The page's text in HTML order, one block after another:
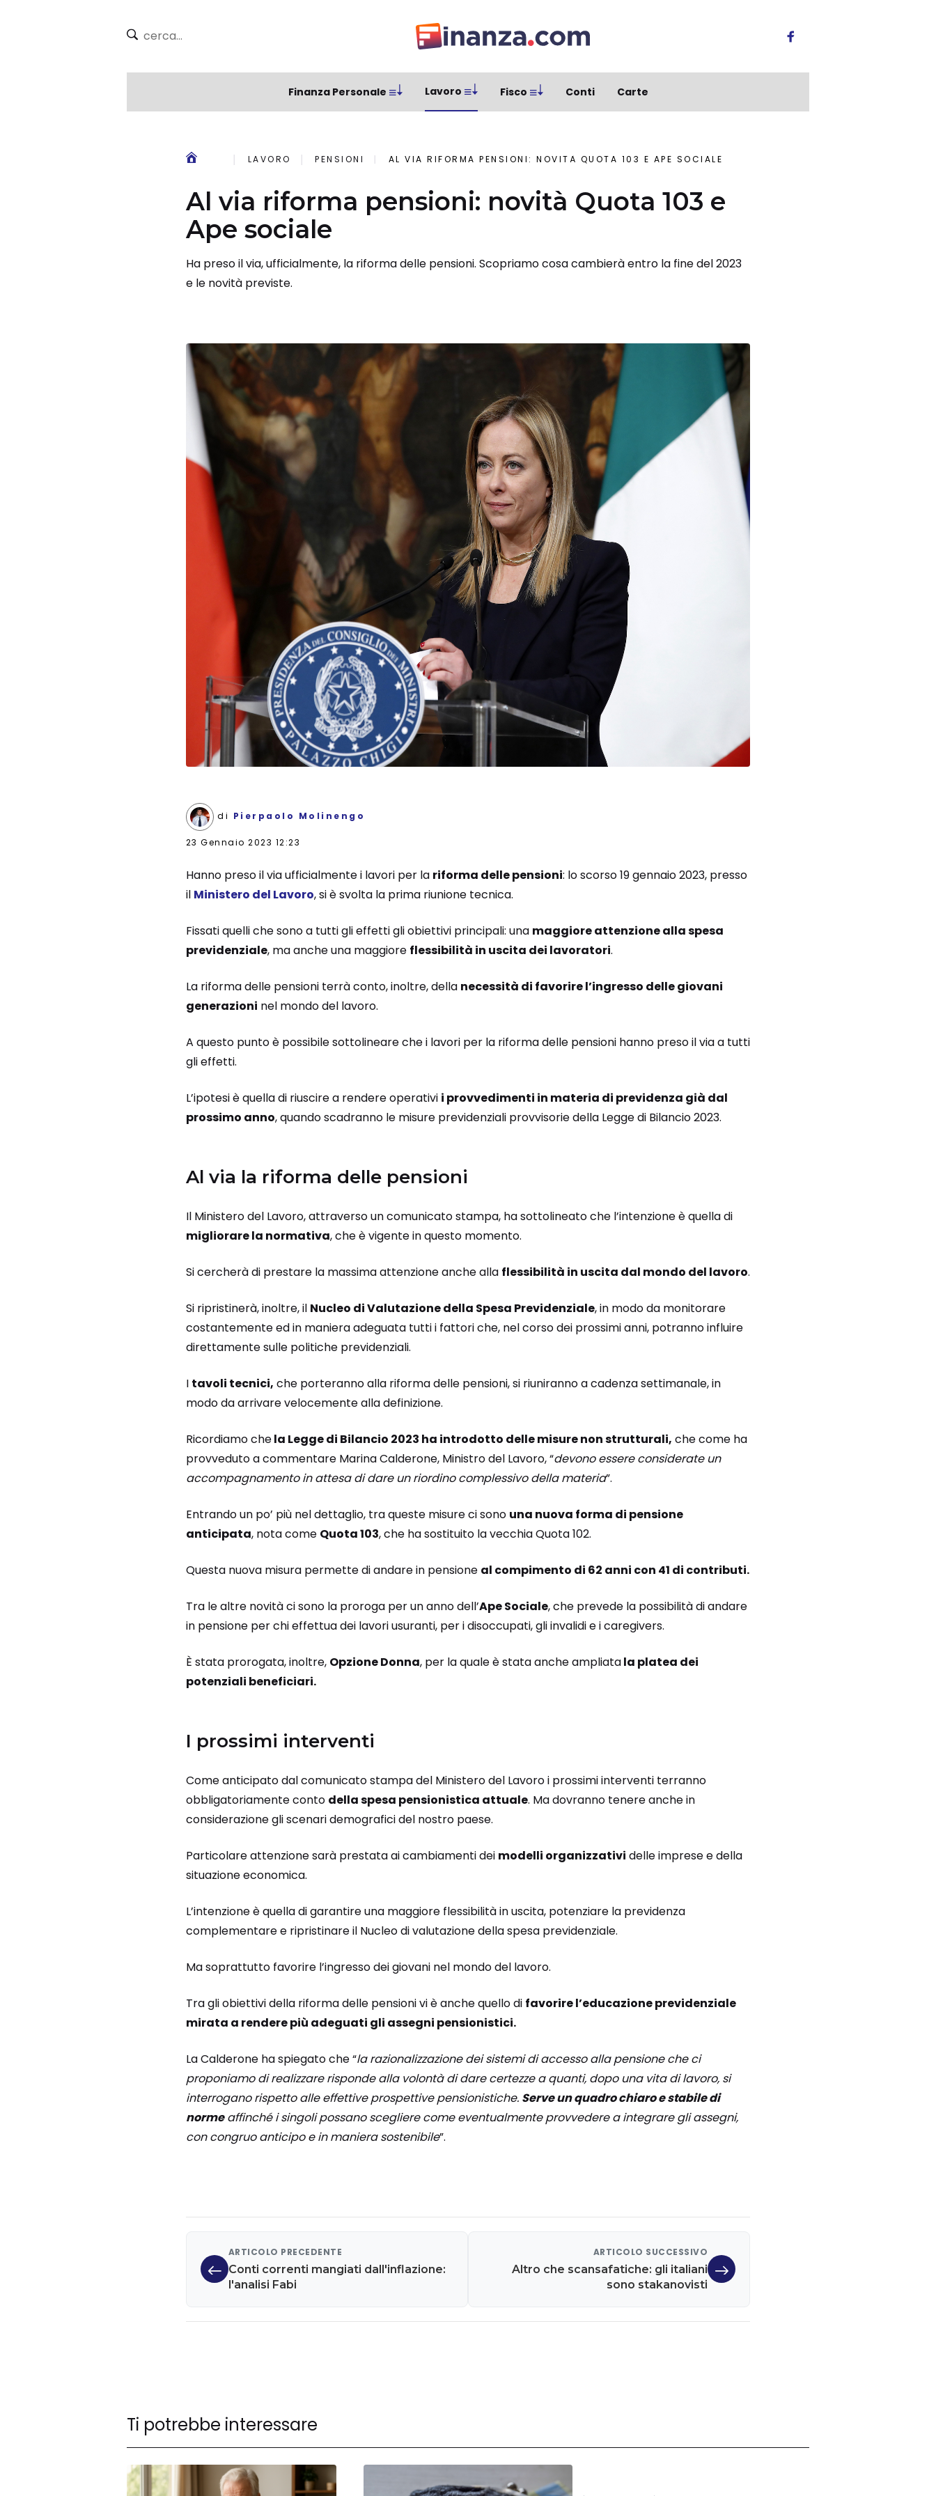
Finanza Personale Lavoro Fisco Conti Carte
LAVORO PENSIONI AL VIA RIFORMA PENSIONI: NOVITÀ QUOTA 103 E APE SOCIALE
Al via riforma pensioni: novità Quota 103 e
Ape sociale
Ha preso il via, ufficialmente, la riforma delle pensioni. Scopriamo cosa cambierà entro la fine del 2023
e le novità previste.
di Pierpaolo Molinengo
23 Gennaio 2023 12:23
Hanno preso il via ufficialmente i lavori per la riforma delle pensioni: lo scorso 19 gennaio 2023, presso
il Ministero del Lavoro, si è svolta la prima riunione tecnica.
Fissati quelli che sono a tutti gli effetti gli obiettivi principali: una maggiore attenzione alla spesa
previdenziale, ma anche una maggiore flessibilità in uscita dei lavoratori.
La riforma delle pensioni terrà conto, inoltre, della necessità di favorire l’ingresso delle giovani
generazioni nel mondo del lavoro.
A questo punto è possibile sottolineare che i lavori per la riforma delle pensioni hanno preso il via a tutti
gli effetti.
L’ipotesi è quella di riuscire a rendere operativi i provvedimenti in materia di previdenza già dal
prossimo anno, quando scadranno le misure previdenziali provvisorie della Legge di Bilancio 2023.
Al via la riforma delle pensioni
Il Ministero del Lavoro, attraverso un comunicato stampa, ha sottolineato che l’intenzione è quella di
migliorare la normativa, che è vigente in questo momento.
Si cercherà di prestare la massima attenzione anche alla flessibilità in uscita dal mondo del lavoro.
Si ripristinerà, inoltre, il Nucleo di Valutazione della Spesa Previdenziale, in modo da monitorare
costantemente ed in maniera adeguata tutti i fattori che, nel corso dei prossimi anni, potranno influire
direttamente sulle politiche previdenziali.
I tavoli tecnici, che porteranno alla riforma delle pensioni, si riuniranno a cadenza settimanale, in
modo da arrivare velocemente alla definizione.
Ricordiamo chela Legge di Bilancio 2023 ha introdotto delle misure non strutturali, che come ha
provveduto a commentare Marina Calderone, Ministro del Lavoro, “devono essere considerate un
accompagnamento in attesa di dare un riordino complessivo della materia”.
Entrando un po’ più nel dettaglio, tra queste misure ci sono una nuova forma di pensione
anticipata, nota come Quota 103, che ha sostituito la vecchia Quota 102.
Questa nuova misura permette di andare in pensione al compimento di 62 anni con 41 di contributi.
Tra le altre novità ci sono la proroga per un anno dell’Ape Sociale, che prevede la possibilità di andare
in pensione per chi effettua dei lavori usuranti, per i disoccupati, gli invalidi e i caregivers.
È stata prorogata, inoltre, Opzione Donna, per la quale è stata anche ampliatala platea dei
potenziali beneficiari.
I prossimi interventi
Come anticipato dal comunicato stampa del Ministero del Lavoro i prossimi interventi terranno
obbligatoriamente conto della spesa pensionistica attuale. Ma dovranno tenere anche in
considerazione gli scenari demografici del nostro paese.
Particolare attenzione sarà prestata ai cambiamenti dei modelli organizzativi delle imprese e della
situazione economica.
L’intenzione è quella di garantire una maggiore flessibilità in uscita, potenziare la previdenza
complementare e ripristinare il Nucleo di valutazione della spesa previdenziale.
Ma soprattutto favorire l’ingresso dei giovani nel mondo del lavoro.
Tra gli obiettivi della riforma delle pensioni vi è anche quello di favorire l’educazione previdenziale
mirata a rendere più adeguati gli assegni pensionistici.
La Calderone ha spiegato che “la razionalizzazione dei sistemi di accesso alla pensione che ci
proponiamo di realizzare risponde alla volontà di dare certezze a quanti, dopo una vita di lavoro, si
interrogano rispetto alle effettive prospettive pensionistiche. Serve un quadro chiaro e stabile di
normeaffinché i singoli possano scegliere come eventualmente provvedere a integrare gli assegni,
con congruo anticipo e in maniera sostenibile”.
ARTICOLO PRECEDENTE
Conti correnti mangiati dall'inflazione:
l'analisi Fabi
ARTICOLO SUCCESSIVO
Altro che scansafatiche: gli italiani
sono stakanovisti
Ti potrebbe interessare